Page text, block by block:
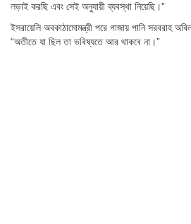
লড়াই করছি এবং সেই অনুযায়ী ব্যবস্থা নিয়েছি।”
ইসরায়েলি অবকাঠামোমন্ত্রী পরে গাজায় পানি সরবরাহ
“অতীতে যা ছিল তা ভবিষ্যতে আর থাকবে না।”